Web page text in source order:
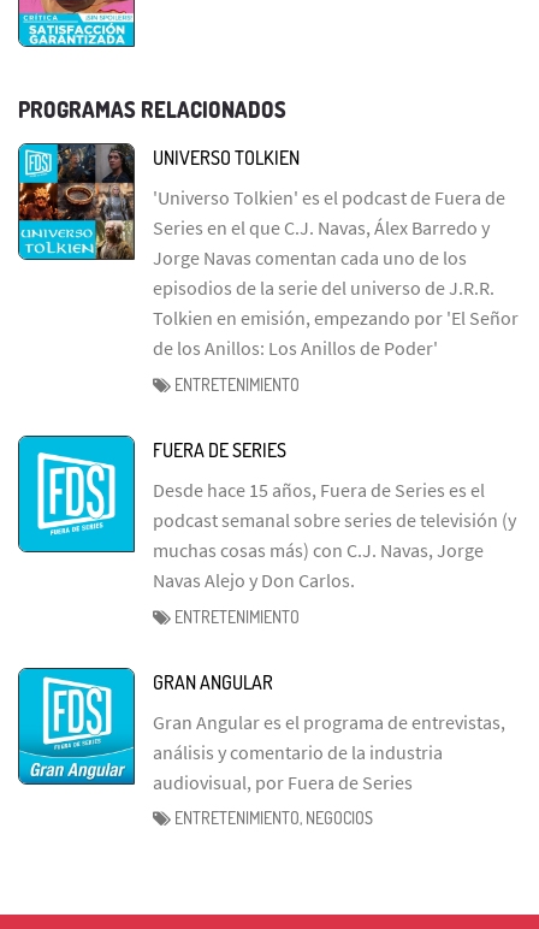
PROGRAMAS RELACIONADOS
UNIVERSO TOLKIEN
'Universo Tolkien' es el podcast de Fuera de
Series en el que C.J. Navas, Álex Barredo y
Jorge Navas comentan cada uno de los
episodios de la serie del universo de J.R.R.
Tolkien en emisión, empezando por 'El Señor
de los Anillos: Los Anillos de Poder'
ENTRETENIMIENTO
FUERA DE SERIES
Desde hace 15 años, Fuera de Series es el
podcast semanal sobre series de televisión (y
muchas cosas más) con C.J. Navas, Jorge
Navas Alejo y Don Carlos.
ENTRETENIMIENTO
GRAN ANGULAR
Gran Angular es el programa de entrevistas,
análisis y comentario de la industria
audiovisual, por Fuera de Series
ENTRETENIMIENTO, NEGOCIOS